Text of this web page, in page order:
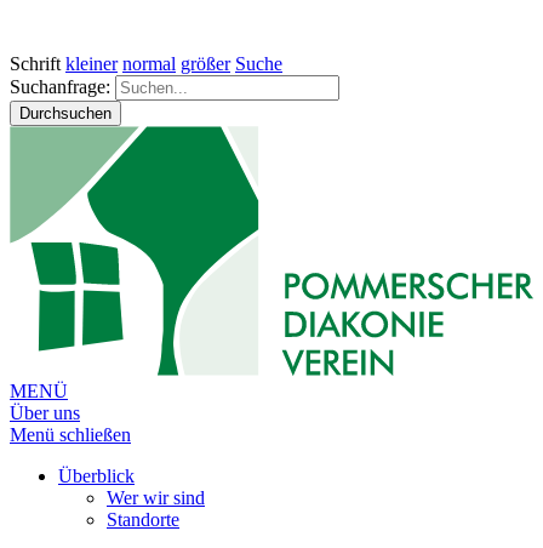
Schrift kleiner normal größer Suche
Suchanfrage:
Durchsuchen
MENÜ
Über uns
Menü schließen
Überblick
Wer wir sind
Standorte